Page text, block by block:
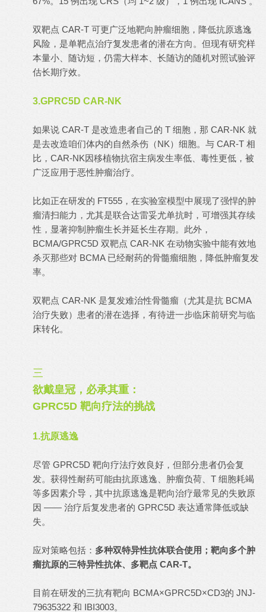
双靶点 CAR-T 可更广泛地靶向肿瘤细胞，降低抗原逃逸
风险，是单靶点治疗复发患者的潜在方向。但现有研究样
本量小、随访短，仍需大样本、长随访的随机对照试验评
估长期疗效。
3.GPRC5D CAR-NK
如果说 CAR-T 是改造患者自己的 T 细胞，那 CAR-NK 就
是去改造咱们体内的自然杀伤（NK）细胞。与 CAR-T 相
比，CAR-NK因移植物抗宿主病发生率低、毒性更低，被
广泛应用于恶性肿瘤治疗。
比如正在研发的 FT555，在实验室模型中展现了强悍的肿
瘤清扫能力，尤其是联合达雷妥尤单抗时，可增强其存续
性，显著抑制肿瘤生长并延长生存期。此外，
BCMA/GPRC5D 双靶点 CAR-NK 在动物实验中能有效地
杀灭那些对 BCMA 已经耐药的骨髓瘤细胞，降低肿瘤复发
率。
双靶点 CAR-NK 是复发难治性骨髓瘤（尤其是抗 BCMA
治疗失败）患者的潜在选择，有待进一步临床前研究与临
床转化。
三
欲戴皇冠，必承其重：
GPRC5D 靶向疗法的挑战
1.抗原逃逸
尽管 GPRC5D 靶向疗法疗效良好，但部分患者仍会复
发。获得性耐药可能由抗原逃逸、肿瘤负荷、T 细胞耗竭
等多因素介导，其中抗原逃逸是靶向治疗最常见的失败原
因 —— 治疗后复发患者的 GPRC5D 表达通常降低或缺
失。
应对策略包括： 多种双特异性抗体联合使用；靶向多个肿
瘤抗原的三特异性抗体、多靶点 CAR-T。
目前在研发的三抗有靶向 BCMA×GPRC5D×CD3的 JNJ-
79635322 和 IBI3003。